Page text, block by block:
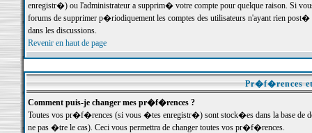
enregistr�) ou l'administrateur a supprim� votre compte pour quelque raison. Si
forums de supprimer p�riodiquement les comptes des utilisateurs n'ayant rien
dans les discussions.
Revenir en haut de page
Pr�f�rences
Comment puis-je changer mes pr�f�rences ?
Toutes vos pr�f�rences (si vous �tes enregistr�) sont stock�es dans la base de
ne pas �tre le cas). Ceci vous permettra de changer toutes vos pr�f�rences.